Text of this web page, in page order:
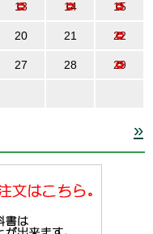
13 14 15
20 21 22
27 28 29
»